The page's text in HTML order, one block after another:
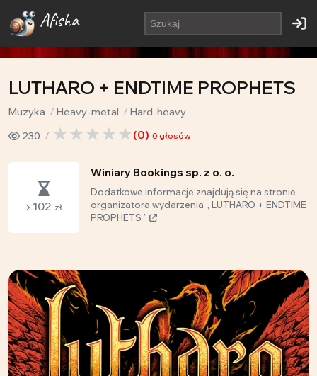
Afisha
LUTHARO + ENDTIME PROPHETS
Muzyka Heavy-metal
Hard-heavy
230
(0) 0 głosów
102 zł
Winiary Bookings sp. z o. o.
Dodatkowe informacje znajdują się na stronie
organizatora wydarzenia „ LUTHARO + ENDTIME
PROPHETS ”